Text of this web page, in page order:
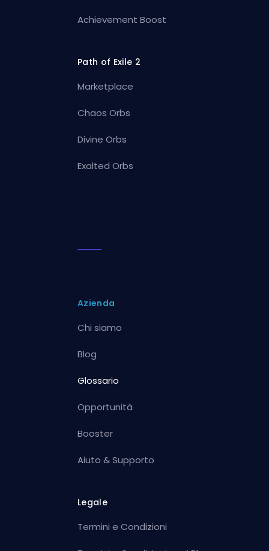
Achievement Boost
Path of Exile 2
Marketplace
Chaos Orbs
Divine Orbs
Exalted Orbs
Azienda
Chi siamo
Blog
Glossario
Opportunità
Booster
Aiuto & Supporto
Legale
Termini e Condizioni